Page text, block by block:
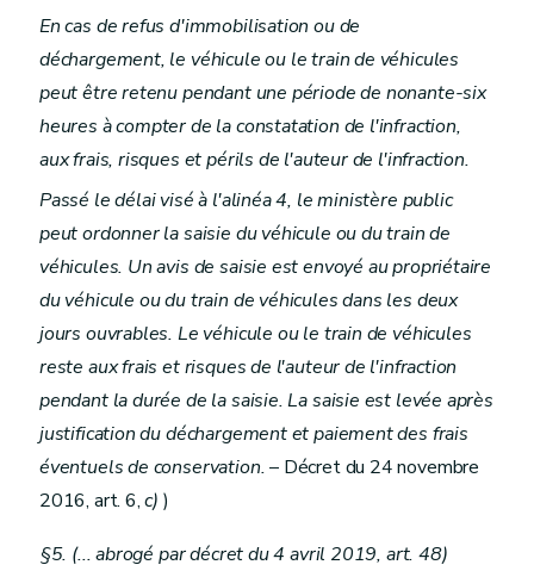
En cas de refus d'immobilisation ou de
déchargement, le véhicule ou le train de véhicules
peut être retenu pendant une période de nonante-six
heures à compter de la constatation de l'infraction,
aux frais, risques et périls de l'auteur de l'infraction.
Passé le délai visé à l'alinéa 4, le ministère public
peut ordonner la saisie du véhicule ou du train de
véhicules. Un avis de saisie est envoyé au propriétaire
du véhicule ou du train de véhicules dans les deux
jours ouvrables. Le véhicule ou le train de véhicules
reste aux frais et risques de l'auteur de l'infraction
pendant la durée de la saisie. La saisie est levée après
justification du déchargement et paiement des frais
éventuels de conservation.– Décret du 24 novembre
2016, art. 6,c) )
§5. (... abrogé par décret du 4 avril 2019, art. 48)